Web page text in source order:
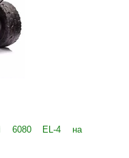
6080 EL-4 на